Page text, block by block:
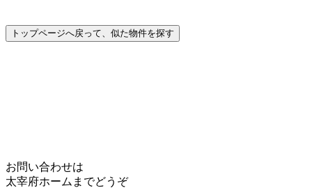
お問い合わせは
太宰府ホームまでどうぞ